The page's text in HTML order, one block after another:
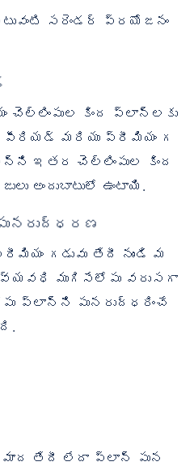
సరెండర్ ప్రయోజనం
కింద ప్లాన్‌లకు
పీరియడ్ మరియు ప్రీమియం గ
అన్ని ఇతర చెల్లింపుల కింద
అందుబాటులో ఉంటాయి.
గడువు తేదీ నుండి మ
ముగిసేలోపు వరుసగా
ప్లాన్‌ని పునరుద్ధరించే
తేదీ లేదా ప్లాన్ పున